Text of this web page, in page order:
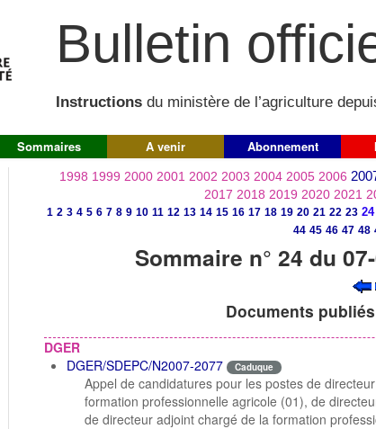
Bulletin
Instructions du ministère de l’agriculture
Sommaires A venir Abonnement
1998 1999 2000 2001 2002 2003 2004 2005 2006
2017 2018 2019 2020 2021
1 2 3 4 5 6 7 8 9 10 11 12 13 14 15 16 17 18 19 20 21 22 23 24
44 45 46 47 48
Sommaire n° 24 du
Documents
DGER
DGER/SDEPC/N2007-2077
Caduque
Appel de candidatures pour les postes de
formation professionnelle agricole (01), de
de directeur adjoint chargé de la formation